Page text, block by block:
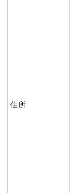
住所